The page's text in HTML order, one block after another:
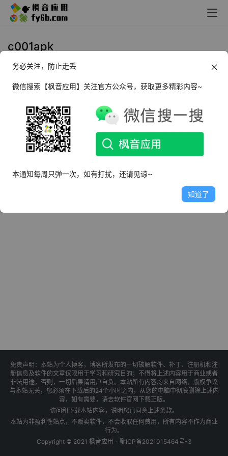
c001apk
Android c001apk 假酷 第三方酷安
2024年5月21日
Android c001apk 第三方酷安
APP_v578
免责声明：本站为个人博客，博客所发布的一切破解软件、补丁、注册机和注
册信息及软件的文章仅限用于学习和研究目的；不得将上述内容用于商业或者
非法用途，否则，一切后果请用户自负。本站所有内容均来自网络，版权争议
与本站无关，您必须在下载后的24个小时之内，从您的电脑中彻底删除上述内
容，如有需要，请去软件官网下载正版。
访问和下载本站内容，说明您已同意上述条款。
本站为非盈利性站点，不贩卖软件，不会收取任何费用，所有内容不作为商业
行为。
Copyright © 2021 枫音应用 - 鄂ICP备2021015464号-3
务必关注，防止走丢
微信搜索【枫音应用】关注官方公众号，获取更多精彩内容~
本通知每周只弹一次，如有打扰，还请见谅~
知道了